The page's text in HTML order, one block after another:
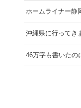
ホームライナー静
沖縄県に行ってき
46万字も書いたの